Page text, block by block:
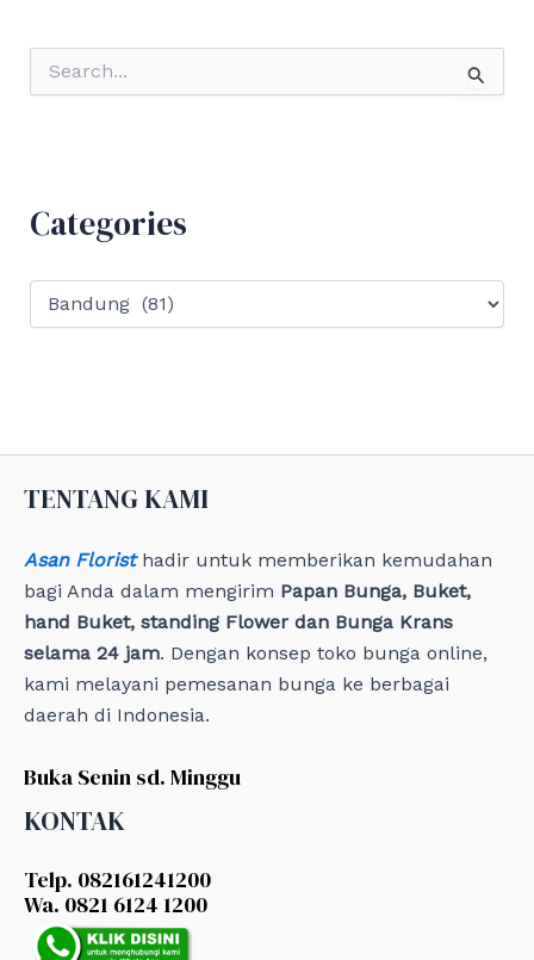
o
Categories
i
s
TENTANG KAMI
Asan Floristhadir untuk memberikan kemudahan
bagi Anda dalam mengirim Papan Bunga, Buket,
hand Buket, standing Flower dan Bunga Krans
selama 24 jam. Dengan konsep toko bunga online,
kami melayani pemesanan bunga ke berbagai
daerah di Indonesia.
Buka Senin sd. Minggu
KONTAK
Telp. 082161241200
Wa. 0821 6124 1200